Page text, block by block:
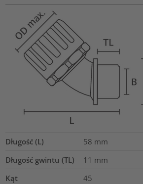
Długość (L) 58 mm
Długość gwintu (TL)
11 mm
Kąt
45